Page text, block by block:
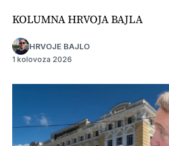
KOLUMNA HRVOJA BAJLA
HRVOJE BAJLO
1 kolovoza 2026